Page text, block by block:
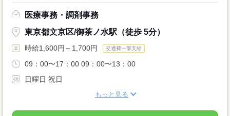
医療事務・調剤事務
東京都文京区/御茶ノ水駅（徒歩 5分）
時給1,600円～1,700円 交通費一部支給
09：00〜17：00 09：00〜13：00
日曜日 祝日
もっと見る